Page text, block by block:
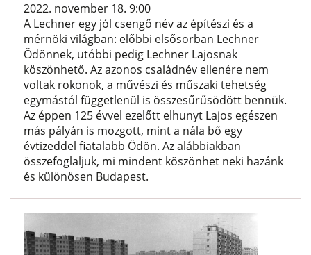
2022. november 18. 9:00
A Lechner egy jól csengő név az építészi és a
mérnöki világban: előbbi elsősorban Lechner
Ödönnek, utóbbi pedig Lechner Lajosnak
köszönhető. Az azonos családnév ellenére nem
voltak rokonok, a művészi és műszaki tehetség
egymástól függetlenül is összesűrűsödött bennük.
Az éppen 125 évvel ezelőtt elhunyt Lajos egészen
más pályán is mozgott, mint a nála bő egy
évtizeddel fiatalabb Ödön. Az alábbiakban
összefoglaljuk, mi mindent köszönhet neki hazánk
és különösen Budapest.